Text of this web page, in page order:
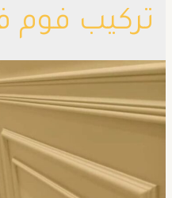
تركيب فوم